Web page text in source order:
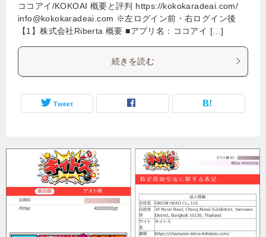
ココアイ/KOKOAI 概要と評判 https://kokokaradeai.com/
info@kokokaradeai.com ※左ログイン前・右ログイン後
【1】株式会社Riberta 概要 ■アプリ名：ココアイ […]
続きを読む
Tweet